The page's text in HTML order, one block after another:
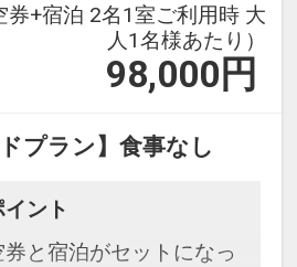
券+宿泊 2名1室ご利用時 大
人1名様あたり）
98,000 円
プラン】食事なし
ント
と宿泊がセットになっ